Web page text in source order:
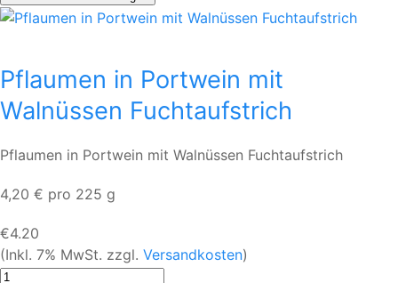
Pflaumen in Portwein mit
Walnüssen Fuchtaufstrich
Pflaumen in Portwein mit Walnüssen Fuchtaufstrich
4,20 € pro 225 g
€4.20
(Inkl. 7% MwSt. zzgl. Versandkosten)